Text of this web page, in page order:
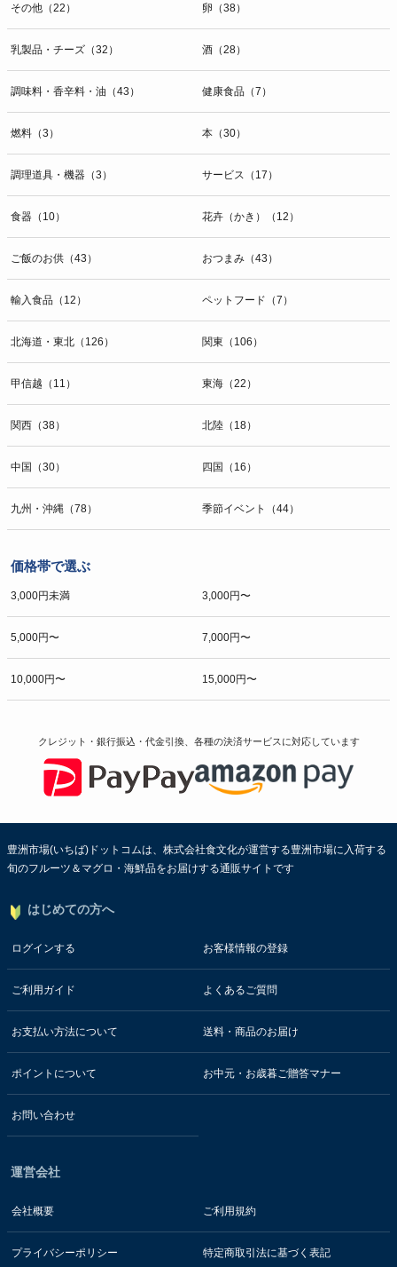
その他（22） 卵（38）
乳製品・チーズ（32） 酒（28）
調味料・香辛料・油（43） 健康食品（7）
燃料（3） 本（30）
調理道具・機器（3） サービス（17）
食器（10） 花卉（かき）（12）
ご飯のお供（43） おつまみ（43）
輸入食品（12） ペットフード（7）
北海道・東北（126） 関東（106）
甲信越（11） 東海（22）
関西（38） 北陸（18）
中国（30） 四国（16）
九州・沖縄（78） 季節イベント（44）
価格帯で選ぶ
3,000円未満 3,000円〜
5,000円〜 7,000円〜
10,000円〜 15,000円〜
クレジット・銀行振込・代金引換、各種の決済サービスに対応しています
豊洲市場(いちば)ドットコムは、株式会社食文化が運営する豊洲市場に入荷する
旬のフルーツ＆マグロ・海鮮品をお届けする通販サイトです
はじめての方へ
ログインする お客様情報の登録
ご利用ガイド よくあるご質問
お支払い方法について 送料・商品のお届け
ポイントについて お中元・お歳暮ご贈答マナー
お問い合わせ
運営会社
会社概要 ご利用規約
プライバシーポリシー 特定商取引法に基づく表記